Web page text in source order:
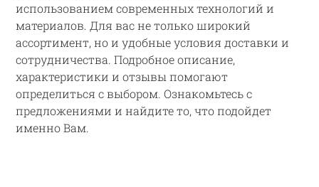
использованием современных технологий и
материалов. Для вас не только широкий
ассортимент, но и удобные условия доставки и
сотрудничества. Подробное описание,
характеристики и отзывы помогают
определиться с выбором. Ознакомьтесь с
предложениями и найдите то, что подойдет
именно Вам.